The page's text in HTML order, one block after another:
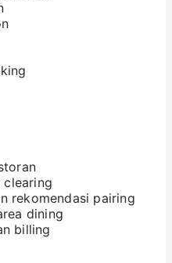
clearing
rekomendasi pairing
dining
billing